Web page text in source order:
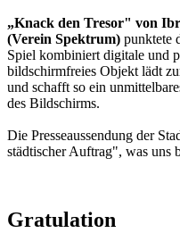
„Knack den Tresor" von
(Verein Spektrum) punktete
Spiel kombiniert digitale und
bildschirmfreies Objekt lädt
und schafft so ein
des Bildschirms.
Die Presseaussendung der
städtischer Auftrag", was uns
Gratulation